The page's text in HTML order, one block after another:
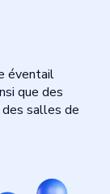
éventail
que des
salles de